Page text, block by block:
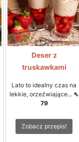
Deser z
truskawkami
Lato to idealny czas na
lekkie, orzeźwiające... ⇖
79
Zobacz przepis!